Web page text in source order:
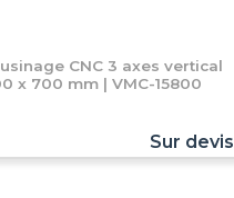
CNC 3 axes vertical
x 700 mm | VMC-15800
Sur devis